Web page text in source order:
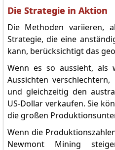
Die Strategie in Aktion
Die Methoden variieren,
Strategie, die eine
kann, berücksichtigt das
Wenn es so aussieht, als
Aussichten
und gleichzeitig den
US-Dollar verkaufen. Sie
die großen
Wenn die
Newmont Mining